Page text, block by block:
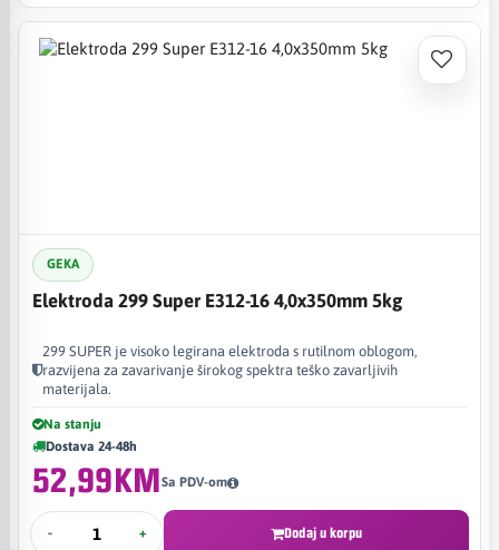
GEKA
Elektroda 299 Super E312-16 4,0x350mm 5kg
299 SUPER je visoko legirana elektroda s rutilnom oblogom,
razvijena za zavarivanje širokog spektra teško zavarljivih
materijala.
Na stanju
Dostava 24-48h
52,99KMSa PDV-om
- + Dodaj u korpu